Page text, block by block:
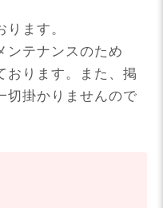
ます。
ンテナンスのため
おります。また、掲
切掛かりませんので